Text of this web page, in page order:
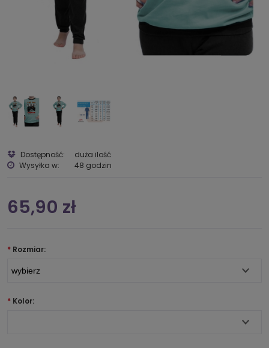
Dostępność:
duża ilość
Wysyłka w:
48 godzin
65,90 zł
* Rozmiar:
* Kolor: